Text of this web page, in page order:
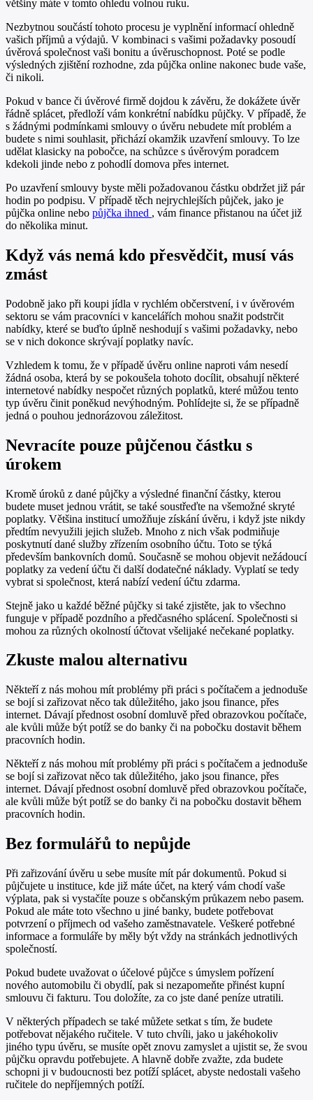
většiny máte v tomto ohledu volnou ruku.
Nezbytnou součástí tohoto procesu je vyplnění informací ohledně
vašich příjmů a výdajů. V kombinaci s vašimi požadavky posoudí
úvěrová společnost vaši bonitu a úvěruschopnost. Poté se podle
výsledných zjištění rozhodne, zda půjčka online nakonec bude vaše,
či nikoli.
Pokud v bance či úvěrové firmě dojdou k závěru, že dokážete úvěr
řádně splácet, předloží vám konkrétní nabídku půjčky. V případě, že
s žádnými podmínkami smlouvy o úvěru nebudete mít problém a
budete s nimi souhlasit, přichází okamžik uzavření smlouvy. To lze
udělat klasicky na pobočce, na schůzce s úvěrovým poradcem
kdekoli jinde nebo z pohodlí domova přes internet.
Po uzavření smlouvy byste měli požadovanou částku obdržet již pár
hodin po podpisu. V případě těch nejrychlejších půjček, jako je
půjčka online nebo půjčka ihned , vám finance přistanou na účet již
do několika minut.
Když vás nemá kdo přesvědčit, musí vás
zmást
Podobně jako při koupi jídla v rychlém občerstvení, i v úvěrovém
sektoru se vám pracovníci v kancelářích mohou snažit podstrčit
nabídky, které se buďto úplně neshodují s vašimi požadavky, nebo
se v nich dokonce skrývají poplatky navíc.
Vzhledem k tomu, že v případě úvěru online naproti vám nesedí
žádná osoba, která by se pokoušela tohoto docílit, obsahují některé
internetové nabídky nespočet různých poplatků, které můžou tento
typ úvěru činit poněkud nevýhodným. Pohlídejte si, že se případně
jedná o pouhou jednorázovou záležitost.
Nevracíte pouze půjčenou částku s
úrokem
Kromě úroků z dané půjčky a výsledné finanční částky, kterou
budete muset jednou vrátit, se také soustřeďte na všemožné skryté
poplatky. Většina institucí umožňuje získání úvěru, i když jste nikdy
předtím nevyužili jejich služeb. Mnoho z nich však podmiňuje
poskytnutí dané služby zřízením osobního účtu. Toto se týká
především bankovních domů. Současně se mohou objevit nežádoucí
poplatky za vedení účtu či další dodatečné náklady. Vyplatí se tedy
vybrat si společnost, která nabízí vedení účtu zdarma.
Stejně jako u každé běžné půjčky si také zjistěte, jak to všechno
funguje v případě pozdního a předčasného splácení. Společnosti si
mohou za různých okolností účtovat všelijaké nečekané poplatky.
Zkuste malou alternativu
Někteří z nás mohou mít problémy při práci s počítačem a jednoduše
se bojí si zařizovat něco tak důležitého, jako jsou finance, přes
internet. Dávají přednost osobní domluvě před obrazovkou počítače,
ale kvůli může být potíž se do banky či na pobočku dostavit během
pracovních hodin.
Někteří z nás mohou mít problémy při práci s počítačem a jednoduše
se bojí si zařizovat něco tak důležitého, jako jsou finance, přes
internet. Dávají přednost osobní domluvě před obrazovkou počítače,
ale kvůli může být potíž se do banky či na pobočku dostavit během
pracovních hodin.
Bez formulářů to nepůjde
Při zařizování úvěru u sebe musíte mít pár dokumentů. Pokud si
půjčujete u instituce, kde již máte účet, na který vám chodí vaše
výplata, pak si vystačíte pouze s občanským průkazem nebo pasem.
Pokud ale máte toto všechno u jiné banky, budete potřebovat
potvrzení o příjmech od vašeho zaměstnavatele. Veškeré potřebné
informace a formuláře by měly být vždy na stránkách jednotlivých
společností.
Pokud budete uvažovat o účelové půjčce s úmyslem pořízení
nového automobilu či obydlí, pak si nezapomeňte přinést kupní
smlouvu či fakturu. Tou doložíte, za co jste dané peníze utratili.
V některých případech se také můžete setkat s tím, že budete
potřebovat nějakého ručitele. V tuto chvíli, jako u jakéhokoliv
jiného typu úvěru, se musíte opět znovu zamyslet a ujistit se, že svou
půjčku opravdu potřebujete. A hlavně dobře zvažte, zda budete
schopni ji v budoucnosti bez potíží splácet, abyste nedostali vašeho
ručitele do nepříjemných potíží.